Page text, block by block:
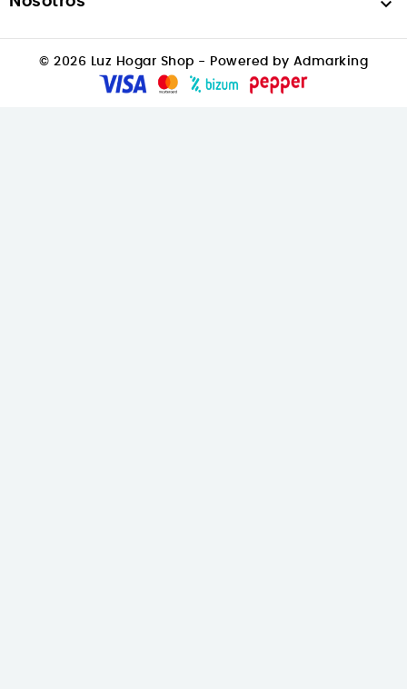

© 2026 Luz Hogar Shop - Powered by Admarking